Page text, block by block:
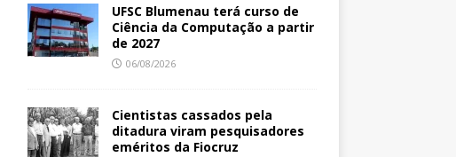
UFSC Blumenau terá curso de
Ciência da Computação a partir
de 2027
06/08/2026
Cientistas cassados pela
ditadura viram pesquisadores
eméritos da Fiocruz